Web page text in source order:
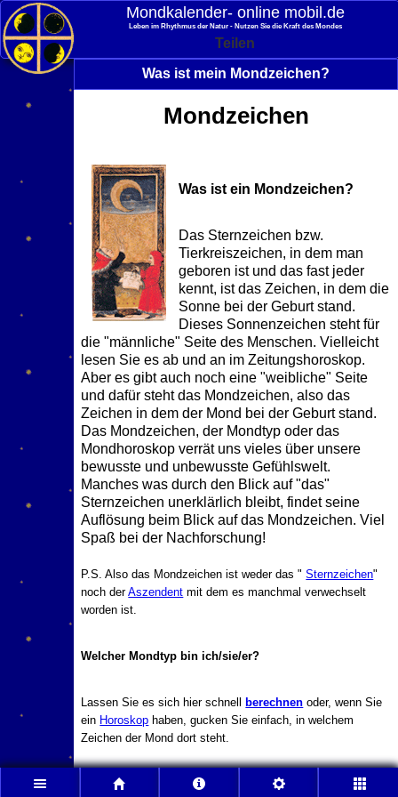
Mondkalender‑ online mobil.de
Leben im Rhythmus der Natur - Nutzen Sie die Kraft des Mondes
Teilen
Was ist mein Mondzeichen?
Mondzeichen
Was ist ein Mondzeichen?
Das Sternzeichen bzw.
Tierkreiszeichen, in dem man
geboren ist und das fast jeder
kennt, ist das Zeichen, in dem die
Sonne bei der Geburt stand.
Dieses Sonnenzeichen steht für
die "männliche" Seite des Menschen. Vielleicht
lesen Sie es ab und an im Zeitungshoroskop.
Aber es gibt auch noch eine "weibliche" Seite
und dafür steht das Mondzeichen, also das
Zeichen in dem der Mond bei der Geburt stand.
Das Mondzeichen, der Mondtyp oder das
Mondhoroskop verrät uns vieles über unsere
bewusste und unbewusste Gefühlswelt.
Manches was durch den Blick auf "das"
Sternzeichen unerklärlich bleibt, findet seine
Auflösung beim Blick auf das Mondzeichen. Viel
Spaß bei der Nachforschung!
P.S. Also das Mondzeichen ist weder das "Sternzeichen"
noch derAszendent mit dem es manchmal verwechselt
worden ist.
Welcher Mondtyp bin ich/sie/er?
Lassen Sie es sich hier schnell berechnen oder, wenn Sie
ein Horoskop haben, gucken Sie einfach, in welchem
Zeichen der Mond dort steht.